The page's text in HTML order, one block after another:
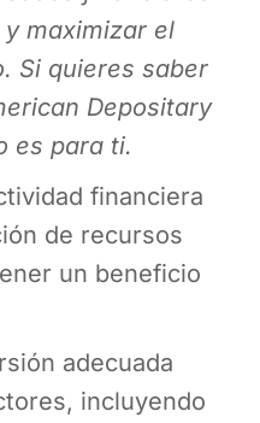
maximizar el
Si quieres saber
Depositary
es para ti.
financiera
de recursos
un beneficio
adecuada
incluyendo